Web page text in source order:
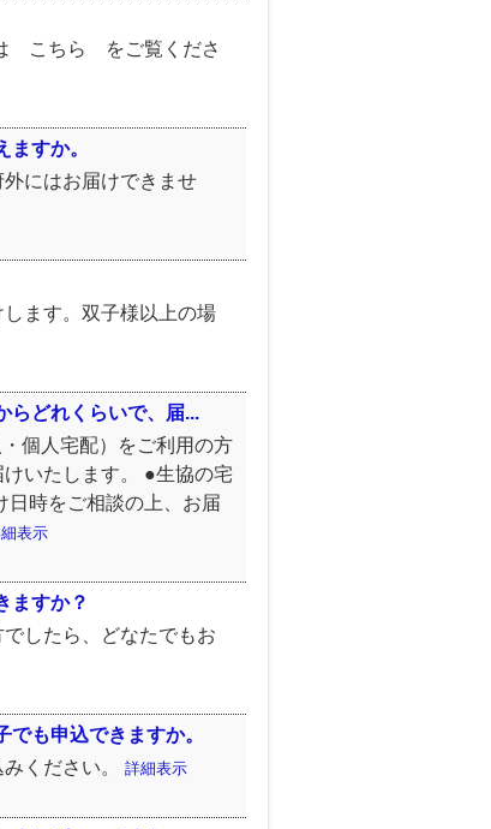
は こちら をご覧くださ
すか。
にはお届けできませ
ます。双子様以上の場
らどれくらいで、届...
個人宅配）をご利用の方
いたします。 ●生協の宅
日時をご相談の上、お届
表示
ますか？
したら、どなたでもお
も申込できますか。
ください。 詳細表示